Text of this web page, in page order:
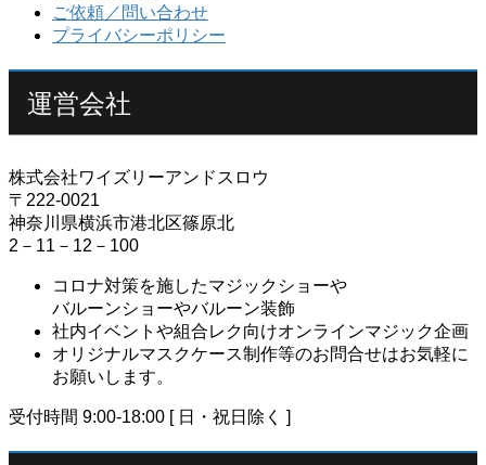
ご依頼／問い合わせ
プライバシーポリシー
運営会社
株式会社ワイズリーアンドスロウ
〒222-0021
神奈川県横浜市港北区篠原北
2－11－12－100
コロナ対策を施したマジックショーや
バルーンショーやバルーン装飾
社内イベントや組合レク向けオンラインマジック企画
オリジナルマスクケース制作等のお問合せはお気軽に
お願いします。
受付時間 9:00-18:00 [ 日・祝日除く ]